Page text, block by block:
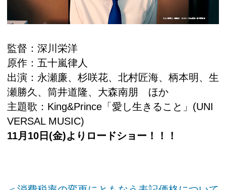
監督：深川栄洋
原作：五十嵐律人
出演：永瀬廉、杉咲花、北村匠海、柄本明、生
瀬勝久、筒井道隆、大森南朋 ほか
主題歌：King&Prince「愛し生きること」(UNI
VERSAL MUSIC)
11月10日(金)よりロードショー！！！